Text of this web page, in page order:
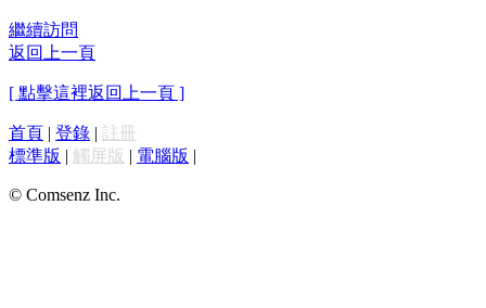
繼續訪問
返回上一頁
[ 點擊這裡返回上一頁 ]
首頁 | 登錄 | 註冊
標準版 | 觸屏版 | 電腦版 |
© Comsenz Inc.